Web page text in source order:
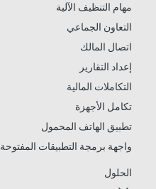
مهام التنظيف الآلية
التعاون الجماعي
اتصال المالك
إعداد التقارير
التكاملات المالية
تكامل الأجهزة
تطبيق الهاتف المحمول
واجهة برمجة التطبيقات المفتوحة
الحلول